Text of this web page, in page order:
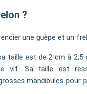
?
une guêpe et un
taille est de 2 cm à 2,5
vif. Sa taille est
mandibules pour